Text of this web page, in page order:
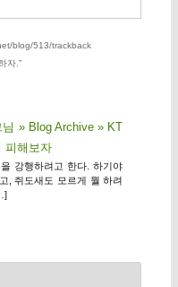
blog/513/trackback
자. ”
» Blog Archive » KT
피해보자
강행하려고 한다. 하기야
, 쥐도새도 모르게 뭘 하려